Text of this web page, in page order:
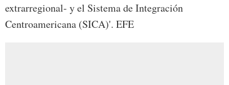
extrarregional- y el Sistema de Integración
Centroamericana (SICA)'. EFE